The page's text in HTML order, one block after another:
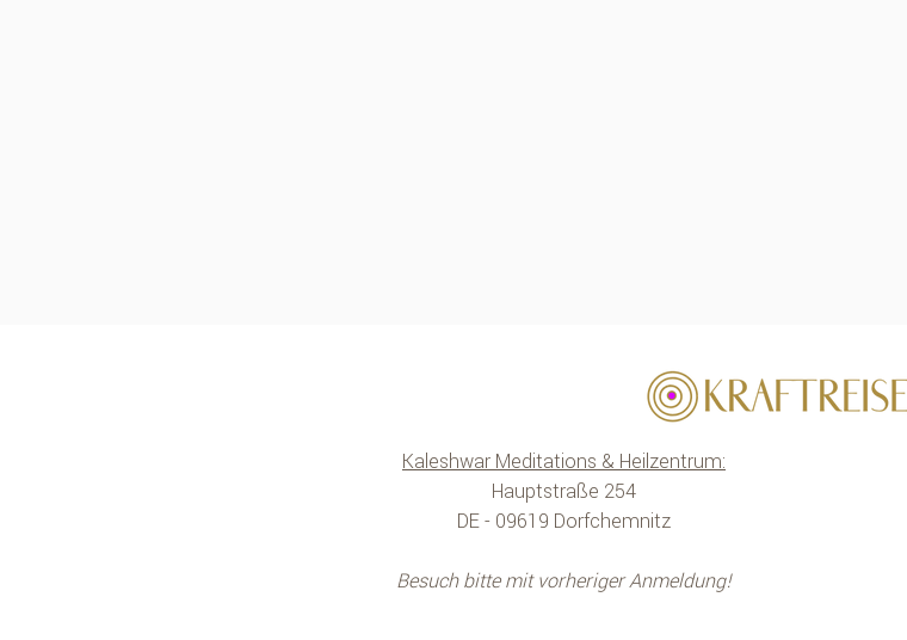
Kaleshwar Meditations & Heilzentrum:
Hauptstraße 254
DE - 09619 Dorfchemnitz
Besuch bitte mit vorheriger Anmeldung!